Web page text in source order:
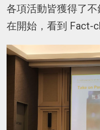
各項活動皆獲得了
在開始，看到 Fact-